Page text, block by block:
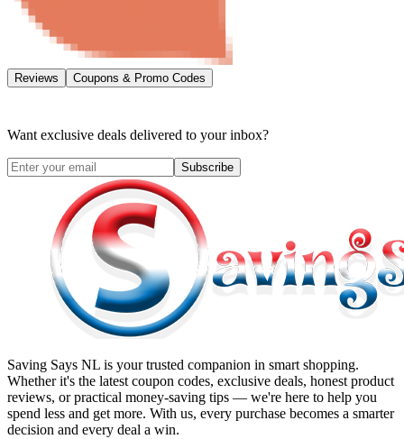
Reviews Coupons & Promo Codes
Want exclusive deals delivered to your inbox?
Subscribe
Saving Says NL is your trusted companion in smart shopping.
Whether it's the latest coupon codes, exclusive deals, honest product
reviews, or practical money-saving tips — we're here to help you
spend less and get more. With us, every purchase becomes a smarter
decision and every deal a win.